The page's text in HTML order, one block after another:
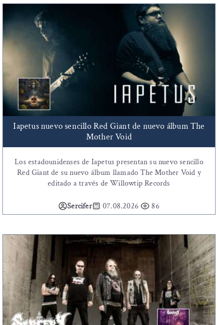
Iapetus nuevo sencillo Red Giant de nuevo álbum The
Mother Void
Los estadounidenses de Iapetus presentan su nuevo sencillo
Red Giant de su nuevo álbum llamado The Mother Void y
editado a través de Willowtip Records
Sercifer 07.08.2026 86